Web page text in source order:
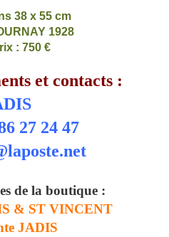
38 x 55 cm
1928
: 750 €
et contacts :
27 24 47
de la boutique :
& ST VINCENT
JADIS